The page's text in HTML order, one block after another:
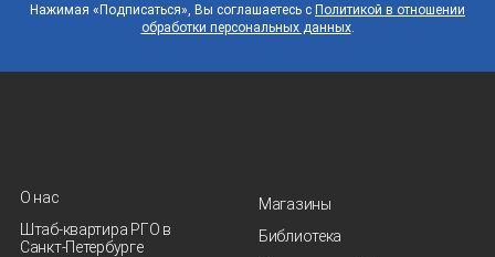
Нажимая «Подписаться», Вы соглашаетесь с Политикой в отношении
обработки персональных данных.
О нас
Штаб-квартира РГО в
Санкт‑Петербурге
Магазины
Библиотека